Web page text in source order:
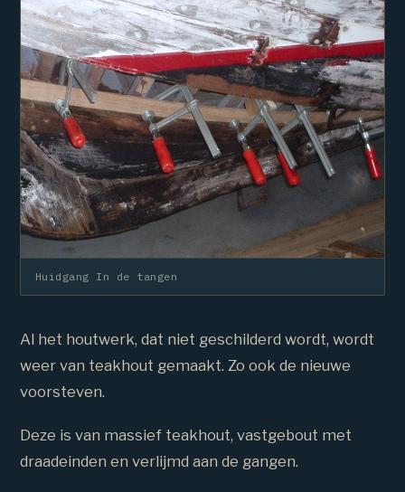
Huidgang In de tangen
Al het houtwerk, dat niet geschilderd wordt, wordt
weer van teakhout gemaakt. Zo ook de nieuwe
voorsteven.
Deze is van massief teakhout, vastgebout met
draadeinden en verlijmd aan de gangen.